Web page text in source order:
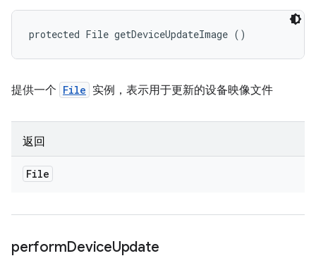
protected File getDeviceUpdateImage ()
提供一个 File 实例，表示用于更新的设备映像文件
返回
File
performDeviceUpdate